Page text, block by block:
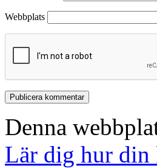
Webbplats
Denna
Lär dig hur din